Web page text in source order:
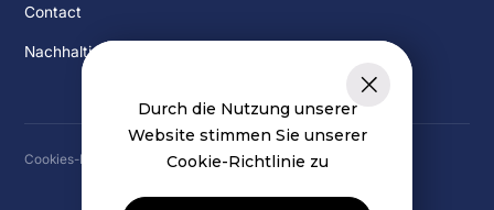
Contact
Nachhaltigkeit
Cookies-Einstellungen
Durch die Nutzung unserer
Website stimmen Sie unserer
Cookie-Richtlinie zu